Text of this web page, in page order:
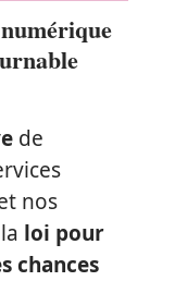
de
nos
loi pour
chances